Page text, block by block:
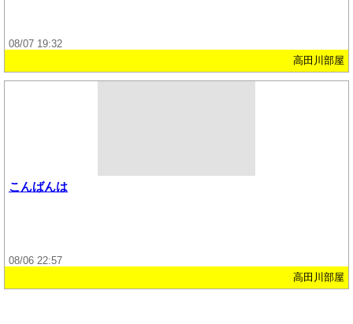
08/07 19:32
高田川部屋
こんばんは
08/06 22:57
高田川部屋